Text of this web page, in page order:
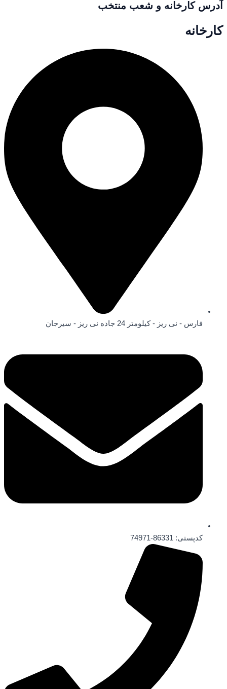
آدرس کارخانه و شعب منتخب
کارخانه
فارس - نی ریز - کیلومتر 24 جاده نی ریز - سیرجان
کدپستی: 86331-74971